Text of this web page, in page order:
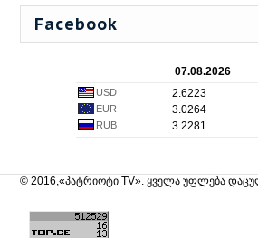
Facebook
07.08.2026
USD 2.6223
EUR 3.0264
RUB 3.2281
© 2016,«პატრიოტი TV». ყველა უფლება